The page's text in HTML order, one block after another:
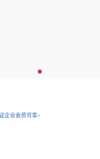
企业会员可享>